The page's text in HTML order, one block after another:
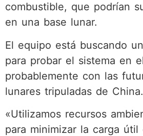
combustible, que podrían
en una base lunar.
El equipo está buscando
para probar el sistema en
probablemente con las
lunares tripuladas de China.
«Utilizamos recursos
para minimizar la carga